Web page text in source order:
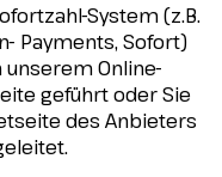
System (z.B.
Payments, Sofort)
Online-
geführt oder Sie
des Anbieters